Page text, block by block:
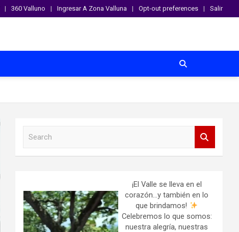
360 Valluno Ingresar A Zona Valluna Opt-out preferences Salir
¡El Valle se lleva en el
corazón…y también en lo
que brindamos!
Celebremos lo que somos:
nuestra alegría, nuestras